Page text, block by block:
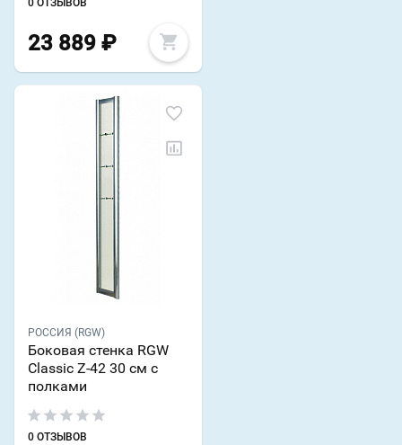
23 889 ₽
РОССИЯ (RGW)
Боковая стенка RGW
Classic Z-42 30 см с
полками
0 ОТЗЫВОВ